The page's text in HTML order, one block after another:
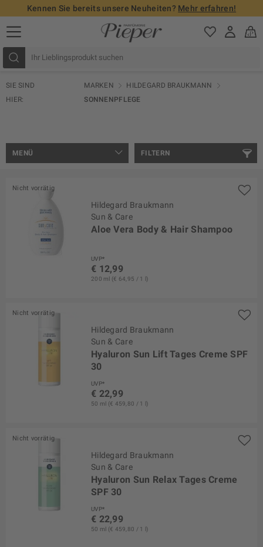
Kennen Sie bereits unsere Neuheiten? Mehr erfahren!
SIE SIND
HIER:
MARKEN
HILDEGARD BRAUKMANN
SONNENPFLEGE
FILTERN
MENÜ
Nicht vorrätig
Hildegard Braukmann
Sun & Care
Aloe Vera Body & Hair Shampoo
UVP*
€ 12,99
200 ml (€ 64,95 / 1 l)
Nicht vorrätig
Hildegard Braukmann
Sun & Care
Hyaluron Sun Lift Tages Creme SPF
30
UVP*
€ 22,99
50 ml (€ 459,80 / 1 l)
Nicht vorrätig
Hildegard Braukmann
Sun & Care
Hyaluron Sun Relax Tages Creme
SPF 30
UVP*
€ 22,99
50 ml (€ 459,80 / 1 l)